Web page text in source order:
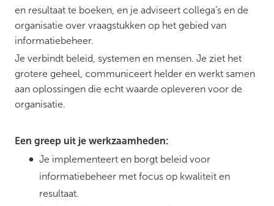
en resultaat te boeken, en je adviseert collega’s en de
organisatie over vraagstukken op het gebied van
informatiebeheer.
Je verbindt beleid, systemen en mensen. Je ziet het
grotere geheel, communiceert helder en werkt samen
aan oplossingen die echt waarde opleveren voor de
organisatie.
Een greep uit je werkzaamheden:
Je implementeert en borgt beleid voor
informatiebeheer met focus op kwaliteit en
resultaat.